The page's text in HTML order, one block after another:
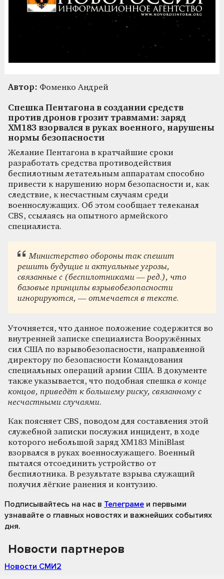
Автор: Фоменко Андрей
Спешка Пентагона в создании средств
против дронов грозит травмами: заряд
XM183 взорвался в руках военного, нарушены
нормы безопасности
Желание Пентагона в кратчайшие сроки
разработать средства противодействия
беспилотным летательным аппаратам способно
привести к нарушению норм безопасности и, как
следствие, к несчастным случаям среди
военнослужащих. Об этом сообщает телеканал
CBS, ссылаясь на опытного армейского
специалиста.
Министерство обороны так спешит
решить будущие и актуальные угрозы,
связанные с (беспилотниками — ред.), что
базовые принципы взрывобезопасности
игнорируются, — отмечается в тексте.
Уточняется, что данное положение содержится во
внутренней записке специалиста Вооружённых
сил США по взрывобезопасности, направленной
директору по безопасности Командования
специальных операций армии США. В документе
также указывается, что подобная спешка в конце
концов, приведёт к большему риску, связанному с
несчастными случаями.
Как поясняет CBS, поводом для составления этой
служебной записки послужил инцидент, в ходе
которого небольшой заряд XM183 MiniBlast
взорвался в руках военнослужащего. Военный
пытался отсоединить устройство от
беспилотника. В результате взрыва служащий
получил лёгкие ранения и контузию.
Подписывайтесь на нас в Телеграме и первыми
узнавайте о главных новостях и важнейших событиях
дня.
Новости партнеров
Новости СМИ2